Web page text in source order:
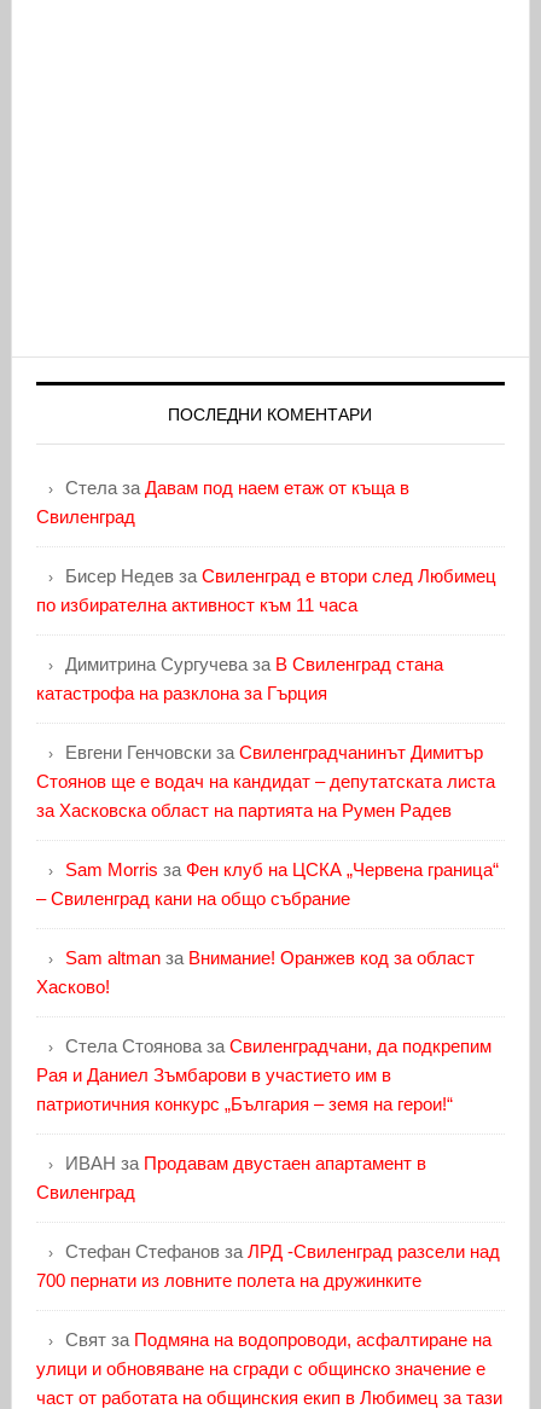
ПОСЛЕДНИ КОМЕНТАРИ
Стелаза Давам под наем етаж от къща в
Свиленград
Бисер Недевза Свиленград е втори след Любимец
по избирателна активност към 11 часа
Димитрина Сургучеваза В Свиленград стана
катастрофа на разклона за Гърция
Евгени Генчовскиза Свиленградчанинът Димитър
Стоянов ще е водач на кандидат – депутатската листа
за Хасковска област на партията на Румен Радев
Sam Morris за Фен клуб на ЦСКА „Червена граница“
– Свиленград кани на общо събрание
Sam altmanза Внимание! Оранжев код за област
Хасково!
Стела Стояноваза Свиленградчани, да подкрепим
Рая и Даниел Зъмбарови в участието им в
патриотичния конкурс „България – земя на герои!“
ИВАН за Продавам двустаен апартамент в
Свиленград
Стефан Стефановза ЛРД -Свиленград разсели над
700 пернати из ловните полета на дружинките
Святза Подмяна на водопроводи, асфалтиране на
улици и обновяване на сгради с общинско значение е
част от работата на общинския екип в Любимец за тази